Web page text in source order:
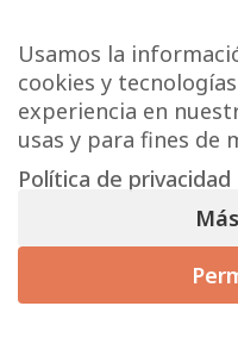
20,14 € - 49,31 €
24,37 €- 59,67€
Usamos la
cookies y
experiencia en
usas y para fines de
Política de privacidad